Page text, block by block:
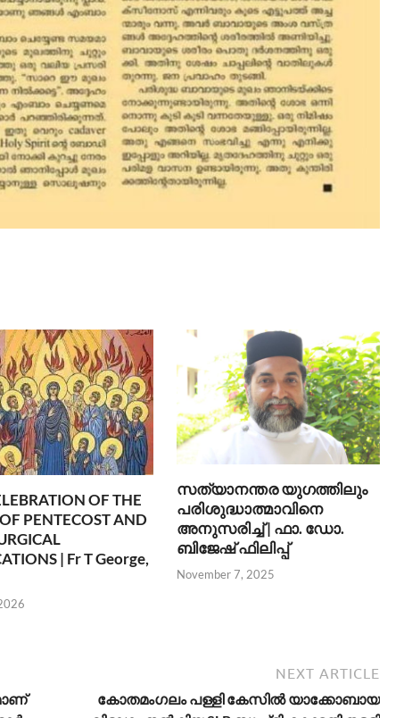
OF THE
PENTECOST AND
| Fr T George,
സത്യാനന്തര യുഗത്തിലും
പരിശുദ്ധാത്മാവിനെ
അനുസരിച്ച് | ഫാ. ഡോ.
ബിജേഷ് ഫിലിപ്പ്
November 7, 2025
NEXT ARTICLE
കോതമംഗലം പള്ളി കേസിൽ യാക്കോബായ